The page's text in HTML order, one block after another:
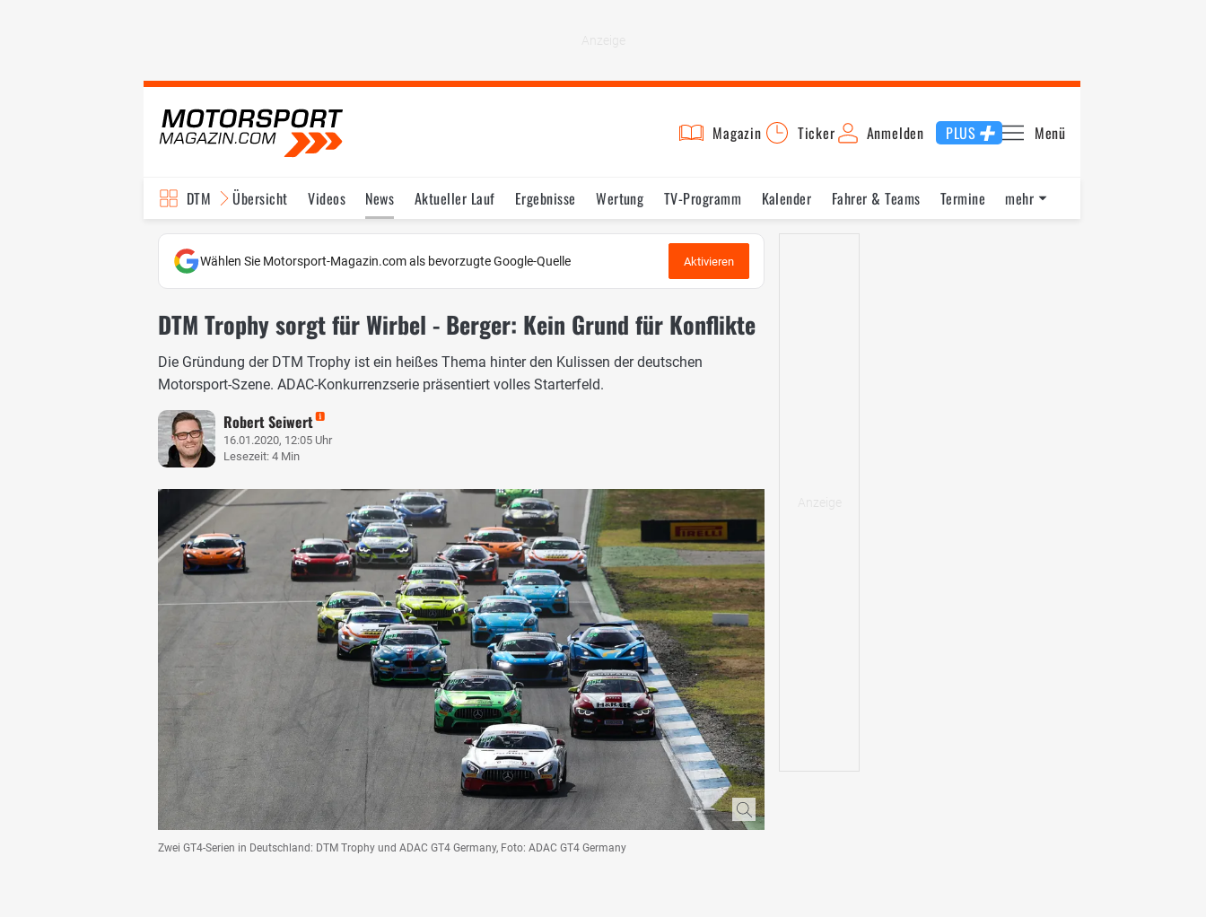
Magazin Ticker Anmelden PLUS Menü
DTM Übersicht Videos News Aktueller Lauf Ergebnisse Wertung TV-Programm Kalender Fahrer & Teams
Termine
Reglement
Bilder
mehr
Wählen Sie Motorsport-Magazin.com als bevorzugte Google-Quelle Aktivieren
DTM Trophy sorgt für Wirbel - Berger: Kein Grund für Konflikte
Die Gründung der DTM Trophy ist ein heißes Thema hinter den Kulissen der deutschen
Motorsport-Szene. ADAC-Konkurrenzserie präsentiert volles Starterfeld.
Robert Seiwert
16.01.2020, 12:05 Uhr
Lesezeit: 4 Min
Zwei GT4-Serien in Deutschland: DTM Trophy und ADAC GT4 Germany, Foto: ADAC GT4 Germany